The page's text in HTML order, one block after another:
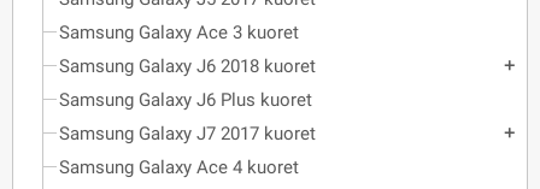
Samsung Galaxy Ace 3 kuoret
Samsung Galaxy J6 2018 kuoret
add
Samsung Galaxy J6 Plus kuoret
Samsung Galaxy J7 2017 kuoret
add
Samsung Galaxy Ace 4 kuoret